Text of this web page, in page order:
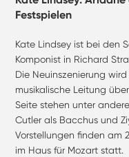
Festspielen
Kate Lindsey ist bei den
Komponist in Richard
Die Neuinszenierung
musikalische Leitung
Seite stehen unter
Cutler als Bacchus und
Vorstellungen finden am
im Haus für Mozart statt.